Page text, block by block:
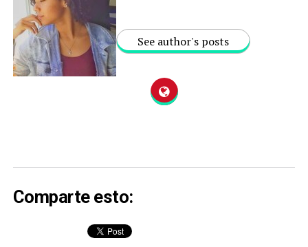
See author's posts
Comparte esto: